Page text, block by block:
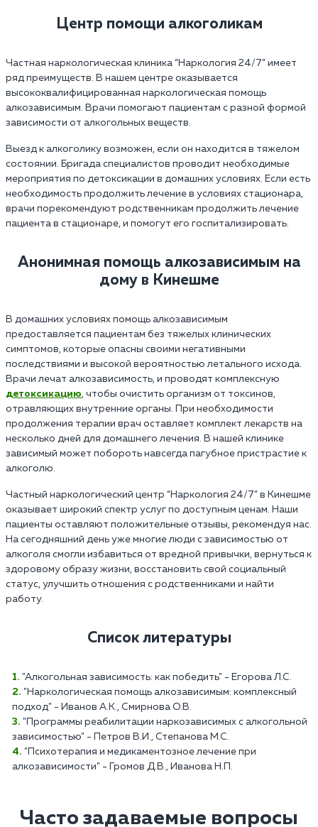
Центр помощи алкоголикам
Частная наркологическая клиника “Наркология 24/7” имеет
ряд преимуществ. В нашем центре оказывается
высококвалифицированная наркологическая помощь
алкозависимым. Врачи помогают пациентам с разной формой
зависимости от алкогольных веществ.
Выезд к алкоголику возможен, если он находится в тяжелом
состоянии. Бригада специалистов проводит необходимые
мероприятия по детоксикации в домашних условиях. Если есть
необходимость продолжить лечение в условиях стационара,
врачи порекомендуют родственникам продолжить лечение
пациента в стационаре, и помогут его госпитализировать.
Анонимная помощь алкозависимым на
дому в Кинешме
В домашних условиях помощь алкозависимым
предоставляется пациентам без тяжелых клинических
симптомов, которые опасны своими негативными
последствиями и высокой вероятностью летального исхода.
Врачи лечат алкозависимость, и проводят комплексную
детоксикацию , чтобы очистить организм от токсинов,
отравляющих внутренние органы. При необходимости
продолжения терапии врач оставляет комплект лекарств на
несколько дней для домашнего лечения. В нашей клинике
зависимый может побороть навсегда пагубное пристрастие к
алкоголю.
Частный наркологический центр “Наркология 24/7” в Кинешме
оказывает широкий спектр услуг по доступным ценам. Наши
пациенты оставляют положительные отзывы, рекомендуя нас.
На сегодняшний день уже многие люди с зависимостью от
алкоголя смогли избавиться от вредной привычки, вернуться к
здоровому образу жизни, восстановить свой социальный
статус, улучшить отношения с родственниками и найти
работу.
Список литературы
"Алкогольная зависимость: как победить" - Егорова Л.С.
"Наркологическая помощь алкозависимым: комплексный
подход" - Иванов А.К., Смирнова О.В.
"Программы реабилитации наркозависимых с алкогольной
зависимостью" - Петров В.И., Степанова М.С.
"Психотерапия и медикаментозное лечение при
алкозависимости" - Громов Д.В., Иванова Н.П.
Часто задаваемые вопросы